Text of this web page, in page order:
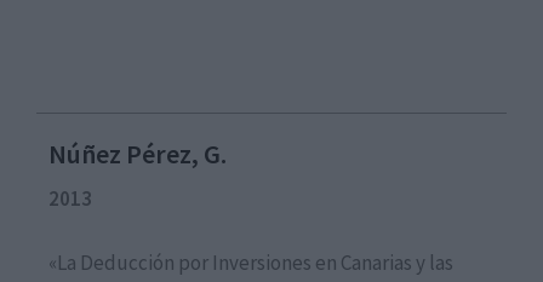
Núñez Pérez, G.
2013
«La Deducción por Inversiones en Canarias y las